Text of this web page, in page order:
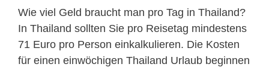
Wie viel Geld braucht man pro Tag in Thailand?
In Thailand sollten Sie pro Reisetag mindestens
71 Euro pro Person einkalkulieren. Die Kosten
für einen einwöchigen Thailand Urlaub beginnen